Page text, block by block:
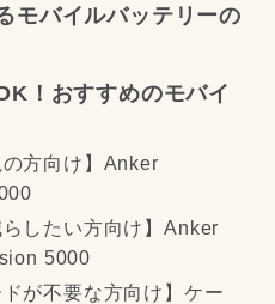
モバイルバッテリーの
！おすすめのモバイ
方向け】Anker
したい方向け】Anker
5000
が不要な方向け】ケー